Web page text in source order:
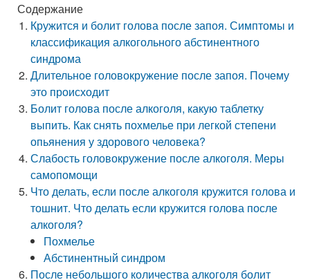
Содержание
Кружится и болит голова после запоя. Симптомы и
классификация алкогольного абстинентного
синдрома
Длительное головокружение после запоя. Почему
это происходит
Болит голова после алкоголя, какую таблетку
выпить. Как снять похмелье при легкой степени
опьянения у здорового человека?
Слабость головокружение после алкоголя. Меры
самопомощи
Что делать, если после алкоголя кружится голова и
тошнит. Что делать если кружится голова после
алкоголя?
Похмелье
Абстинентный синдром
После небольшого количества алкоголя болит